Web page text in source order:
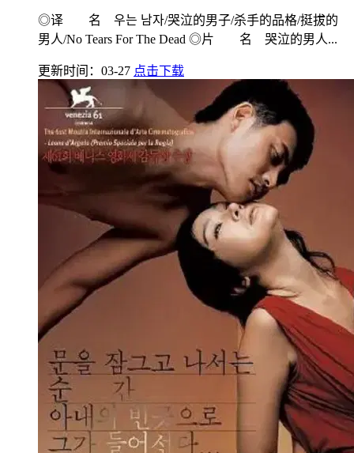
◎译 名 우는 남자/哭泣的男子/杀手的品格/挺拔的
男人/No Tears For The Dead ◎片 名 哭泣的男人...
更新时间：03-27 点击下载